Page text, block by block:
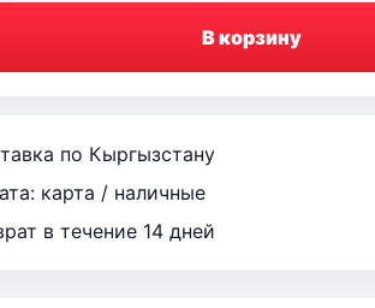
В корзину
по Кыргызстану
карта / наличные
в течение 14 дней